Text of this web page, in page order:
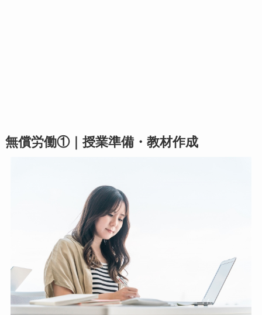
無償労働①｜授業準備・教材作成